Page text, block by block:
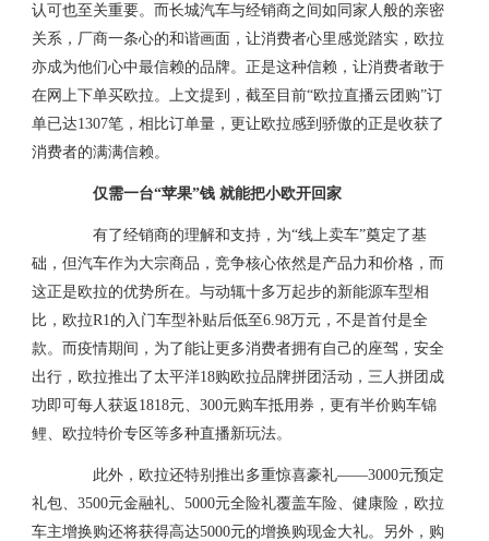
认可也至关重要。而长城汽车与经销商之间如同家人般的亲密
关系，厂商一条心的和谐画面，让消费者心里感觉踏实，欧拉
亦成为他们心中最信赖的品牌。正是这种信赖，让消费者敢于
在网上下单买欧拉。上文提到，截至目前“欧拉直播云团购”订
单已达1307笔，相比订单量，更让欧拉感到骄傲的正是收获了
消费者的满满信赖。
仅需一台“苹果”钱 就能把小欧开回家
有了经销商的理解和支持，为“线上卖车”奠定了基
础，但汽车作为大宗商品，竞争核心依然是产品力和价格，而
这正是欧拉的优势所在。与动辄十多万起步的新能源车型相
比，欧拉R1的入门车型补贴后低至6.98万元，不是首付是全
款。而疫情期间，为了能让更多消费者拥有自己的座驾，安全
出行，欧拉推出了太平洋18购欧拉品牌拼团活动，三人拼团成
功即可每人获返1818元、300元购车抵用券，更有半价购车锦
鲤、欧拉特价专区等多种直播新玩法。
此外，欧拉还特别推出多重惊喜豪礼——3000元预定
礼包、3500元金融礼、5000元全险礼覆盖车险、健康险，欧拉
车主增换购还将获得高达5000元的增换购现金大礼。另外，购